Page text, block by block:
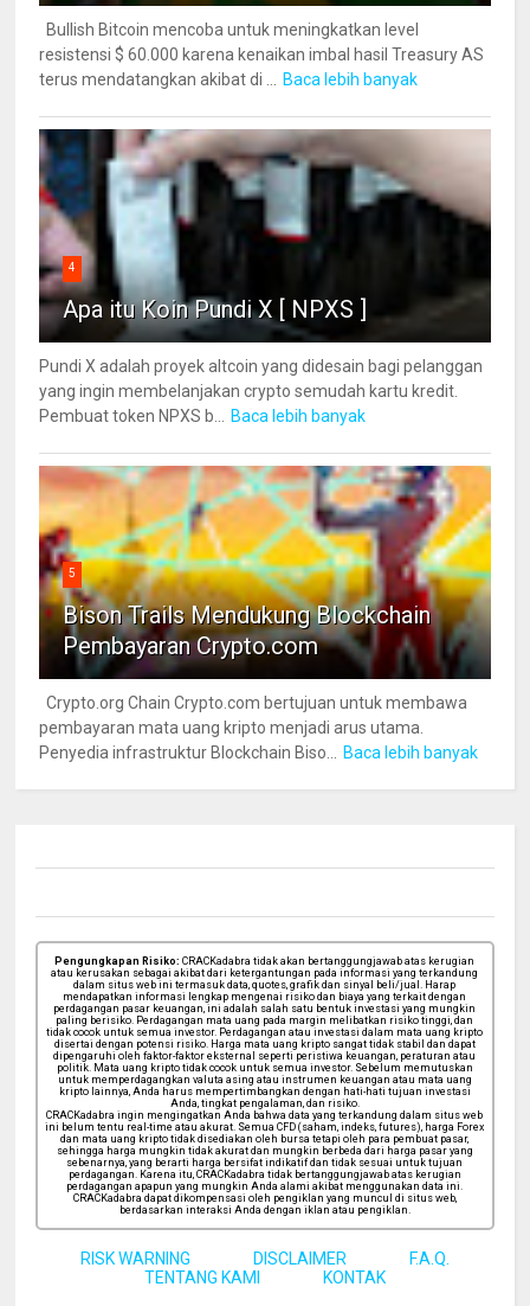
Bullish Bitcoin mencoba untuk meningkatkan level
resistensi $ 60.000 karena kenaikan imbal hasil Treasury AS
terus mendatangkan akibat di ...
Baca lebih banyak
4
Apa itu Koin Pundi X [ NPXS ]
Pundi X adalah proyek altcoin yang didesain bagi pelanggan
yang ingin membelanjakan crypto semudah kartu kredit.
Pembuat token NPXS b...
Baca lebih banyak
5
Bison Trails Mendukung Blockchain
Pembayaran Crypto.com
Crypto.org Chain Crypto.com bertujuan untuk membawa
pembayaran mata uang kripto menjadi arus utama.
Penyedia infrastruktur Blockchain Biso...
Baca lebih banyak
Pengungkapan Risiko: CRACKadabra tidak akan bertanggungjawab atas kerugian
atau kerusakan sebagai akibat dari ketergantungan pada informasi yang terkandung
dalam situs web ini termasuk data, quotes, grafik dan sinyal beli/jual. Harap
mendapatkan informasi lengkap mengenai risiko dan biaya yang terkait dengan
perdagangan pasar keuangan, ini adalah salah satu bentuk investasi yang mungkin
paling berisiko. Perdagangan mata uang pada margin melibatkan risiko tinggi, dan
tidak cocok untuk semua investor. Perdagangan atau investasi dalam mata uang kripto
disertai dengan potensi risiko. Harga mata uang kripto sangat tidak stabil dan dapat
dipengaruhi oleh faktor-faktor eksternal seperti peristiwa keuangan, peraturan atau
politik. Mata uang kripto tidak cocok untuk semua investor. Sebelum memutuskan
untuk memperdagangkan valuta asing atau instrumen keuangan atau mata uang
kripto lainnya, Anda harus mempertimbangkan dengan hati-hati tujuan investasi
Anda, tingkat pengalaman, dan risiko.
CRACKadabra ingin mengingatkan Anda bahwa data yang terkandung dalam situs web
ini belum tentu real-time atau akurat. Semua CFD (saham, indeks, futures), harga Forex
dan mata uang kripto tidak disediakan oleh bursa tetapi oleh para pembuat pasar,
sehingga harga mungkin tidak akurat dan mungkin berbeda dari harga pasar yang
sebenarnya, yang berarti harga bersifat indikatif dan tidak sesuai untuk tujuan
perdagangan. Karena itu, CRACKadabra tidak bertanggungjawab atas kerugian
perdagangan apapun yang mungkin Anda alami akibat menggunakan data ini.
CRACKadabra dapat dikompensasi oleh pengiklan yang muncul di situs web,
berdasarkan interaksi Anda dengan iklan atau pengiklan.
RISK WARNING DISCLAIMER
F.A.Q.
TENTANG KAMI
KONTAK